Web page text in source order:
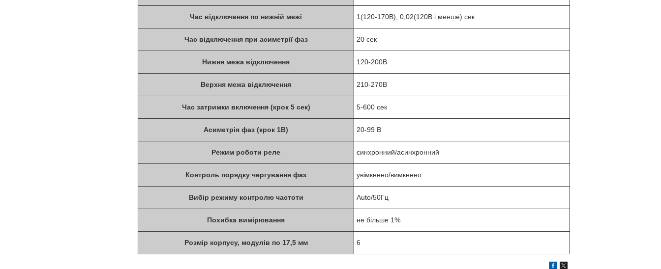
Час відключення по нижній межі 1(120-170В), 0,02(120В і менше) сек
Час відключення при асиметрії фаз 20 сек
Нижня межа відключення 120-200В
Верхня межа відключення 210-270В
Час затримки включення (крок 5 сек) 5-600 сек
Асиметрія фаз (крок 1В) 20-99 В
Режим роботи реле синхронний/асинхронний
Контроль порядку чергування фаз увімкнено/вимкнено
Вибір режиму контролю частоти Auto/50Гц
Похибка вимірювання не більше 1%
Розмір корпусу, модулів по 17,5 мм 6